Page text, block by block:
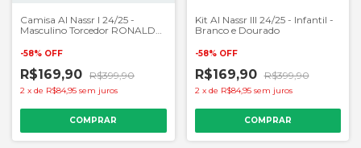
Camisa Al Nassr I 24/25 -
Masculino Torcedor RONALDO
-58% OFF
R$169,90 R$399,90
2 x de R$84,95 sem juros
COMPRAR
Kit Al Nassr III 24/25 - Infantil -
Branco e Dourado
-58% OFF
R$169,90 R$399,90
2 x de R$84,95 sem juros
COMPRAR